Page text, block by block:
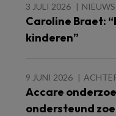
3 JULI 2026 NIEUWS
Caroline Braet:
kinderen”
9 JUNI 2026
Accare
ondersteund